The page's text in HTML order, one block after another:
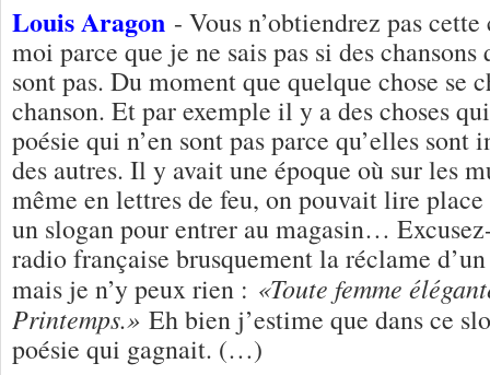
Louis Aragon - Vous n’obtiendrez pas
moi parce que je ne sais pas si des chansons
sont pas. Du moment que quelque chose se
chanson. Et par exemple il y a des choses
poésie qui n’en sont pas parce qu’elles
des autres. Il y avait une époque où sur les
même en lettres de feu, on pouvait lire place
un slogan pour entrer au magasin…
radio française brusquement la réclame
mais je n’y peux rien : «Toute femme
Printemps.» Eh bien j’estime que dans ce
poésie qui gagnait. (…)